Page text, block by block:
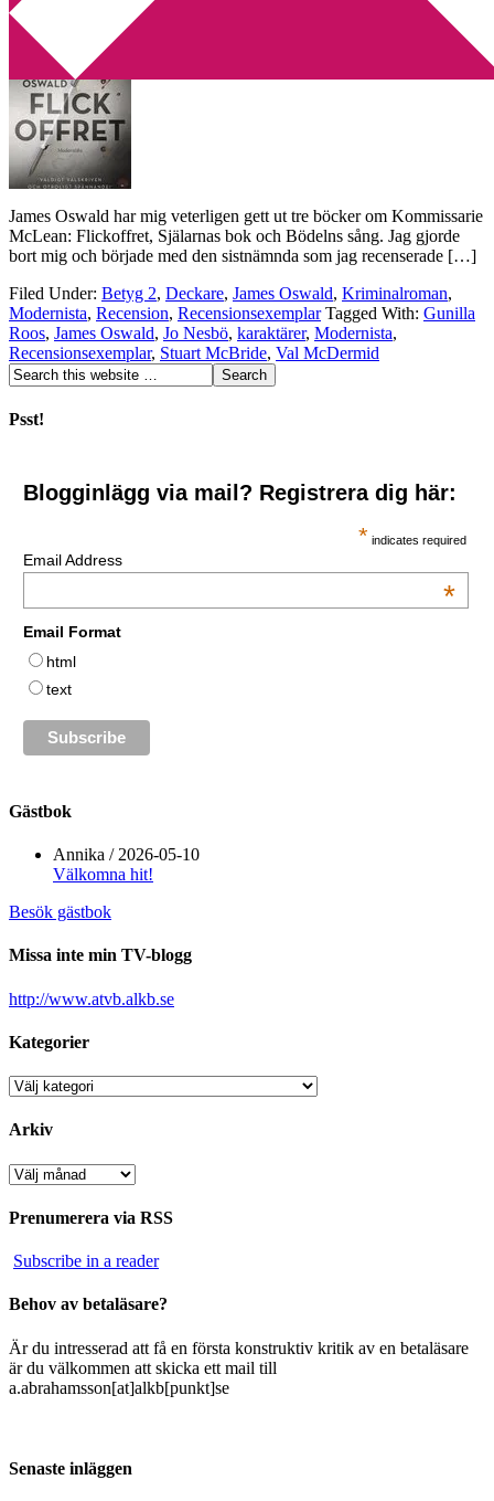
2019-10-30 Annika
James Oswald har mig veterligen gett ut tre böcker om Kommissarie
McLean: Flickoffret, Själarnas bok och Bödelns sång. Jag gjorde
bort mig och började med den sistnämnda som jag recenserade […]
Filed Under: Betyg 2, Deckare, James Oswald, Kriminalroman,
Modernista, Recension, Recensionsexemplar Tagged With: Gunilla
Roos, James Oswald, Jo Nesbö, karaktärer, Modernista,
Recensionsexemplar, Stuart McBride, Val McDermid
Psst!
Blogginlägg via mail? Registrera dig här:
* indicates required
Email Address
*
Email Format
html
text
Gästbok
Annika / 2026-05-10
Välkomna hit!
Besök gästbok
Missa inte min TV-blogg
http://www.atvb.alkb.se
Kategorier
Kategorier
Arkiv
Arkiv
Prenumerera via RSS
Subscribe in a reader
Behov av betaläsare?
Är du intresserad att få en första konstruktiv kritik av en betaläsare
är du välkommen att skicka ett mail till
a.abrahamsson[at]alkb[punkt]se
Senaste inläggen